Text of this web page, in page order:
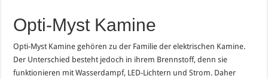
Opti-Myst Kamine
Opti-Myst Kamine gehören zu der Familie der elektrischen Kamine.
Der Unterschied besteht jedoch in ihrem Brennstoff, denn sie
funktionieren mit Wasserdampf, LED-Lichtern und Strom. Daher